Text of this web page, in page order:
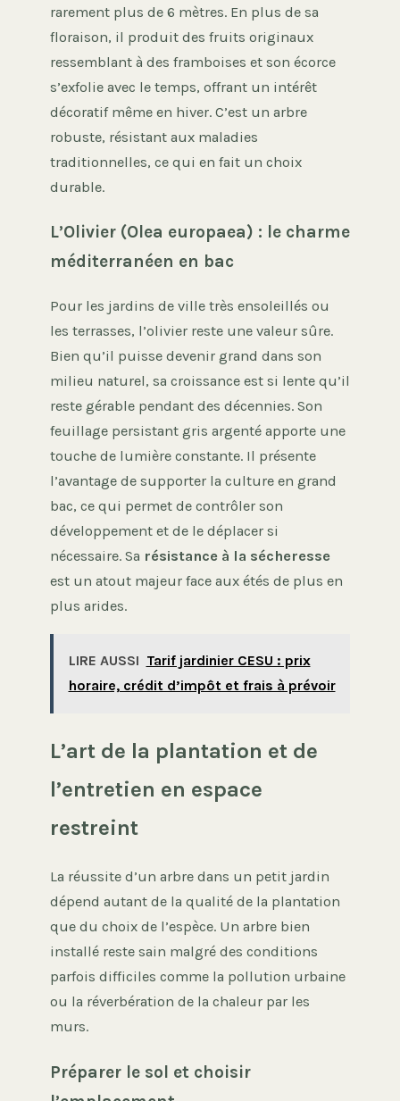
rarement plus de 6 mètres. En plus de sa
floraison, il produit des fruits originaux
ressemblant à des framboises et son écorce
s’exfolie avec le temps, offrant un intérêt
décoratif même en hiver. C’est un arbre
robuste, résistant aux maladies
traditionnelles, ce qui en fait un choix
durable.
L’Olivier (Olea europaea) : le charme
méditerranéen en bac
Pour les jardins de ville très ensoleillés ou
les terrasses, l’olivier reste une valeur sûre.
Bien qu’il puisse devenir grand dans son
milieu naturel, sa croissance est si lente qu’il
reste gérable pendant des décennies. Son
feuillage persistant gris argenté apporte une
touche de lumière constante. Il présente
l’avantage de supporter la culture en grand
bac, ce qui permet de contrôler son
développement et de le déplacer si
nécessaire. Sa résistance à la sécheresse
est un atout majeur face aux étés de plus en
plus arides.
LIRE AUSSI Tarif jardinier CESU : prix
horaire, crédit d’impôt et frais à prévoir
L’art de la plantation et de
l’entretien en espace
restreint
La réussite d’un arbre dans un petit jardin
dépend autant de la qualité de la plantation
que du choix de l’espèce. Un arbre bien
installé reste sain malgré des conditions
parfois difficiles comme la pollution urbaine
ou la réverbération de la chaleur par les
murs.
Préparer le sol et choisir